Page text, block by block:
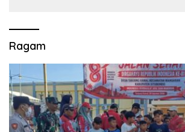
Ragam